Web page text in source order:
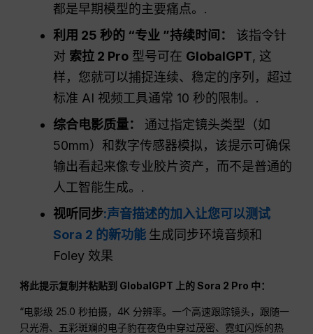
都是早期模型的主要痛点。.
利用 25 秒的 “专业 ”持续时间：
该指令针
对 索拉 2 Pro 型号可在 GlobalGPT, 这
样，您就可以捕捉连续、稳定的序列，超过
标准 AI 视频工具通常 10 秒的限制。.
综合电影质量：
通过指定镜头类型（如
50mm）和数字传感器模拟，该提示可确保
输出看起来像专业胶片资产，而不是普通的
人工智能生成。.
视听同步:声音描述的加入让您可以测试
Sora 2 的新功能 生成同步环境音频和
Foley 效果
将此提示复制并粘贴到 GlobalGPT 上的 Sora 2 Pro 中：
“电影级 25.0 秒拍摄，4K 分辨率。一个高速跟踪镜头，跟随一
只光滑、五彩斑斓的电子豹在夜色中穿过茂密、霓虹闪烁的热